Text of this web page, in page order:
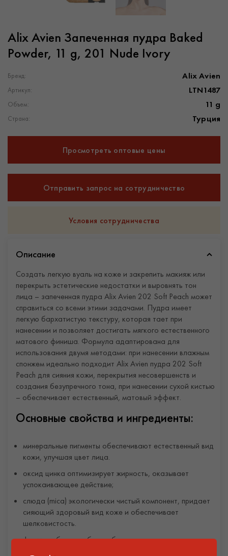
Alix Avien Запеченная пудра Baked
Powder, 11 g, 201 Nude Ivory
Бренд: Alix Avien
Артикул: LTN1487
Объем: 11 g
Страна: Турция
Просмотреть оптовые цены
Отправить запрос на сотрудничество
Условия сотрудничества
Описание
Создать легкую вуаль на коже и закрепить макияж или
перекрыть эстетические недостатки и выровнять тон
лица – запеченная пудра Alix Avien 202 Soft Peach может
справиться со всеми этими задачами. Пудра имеет
легкую бархатистую текстуру, которая тает при
нанесении и позволяет достигать мягкого естественного
матового финиша. Формула адаптирована для
использования двумя методами: при нанесении влажным
спонжем идеально подходит Alix Avien пудра 202 Soft
Peach для сияния кожи, перекрытия несовершенств и
создания безупречного тона, при нанесении сухой кистью
– обеспечивает естественный, матовый эффект.
Основные свойства и ингредиенты:
минеральные пигменты обеспечивают естественный вид
кожи, улучшая цвет лица.
оксид цинка оптимизирует жирность, оказывает
успокаивающее действие;
слюда (mica) экологически чистый компонент, придает
сияющий здоровый вид коже и обеспечивает
шелковистость.
формула без парабенов, без глютена,